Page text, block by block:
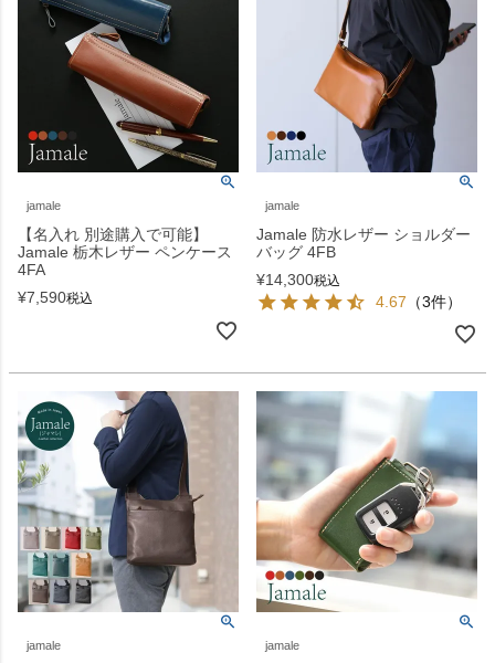
jamale
【名入れ 別途購入で可能】
Jamale 栃木レザー ペンケース
4FA
¥7,590税込
jamale
Jamale 防水レザー ショルダー
バッグ 4FB
¥14,300税込
4.67 （3件）
jamale jamale